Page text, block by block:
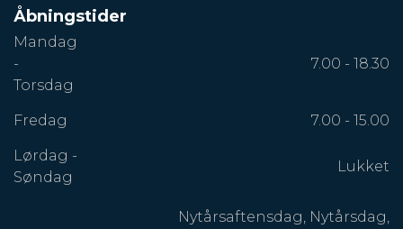
Åbningstider
Mandag
-
Torsdag
7.00 - 18.30
Fredag 7.00 - 15.00
Lørdag -
Søndag
Lukket
Nytårsaftensdag, Nytårsdag,